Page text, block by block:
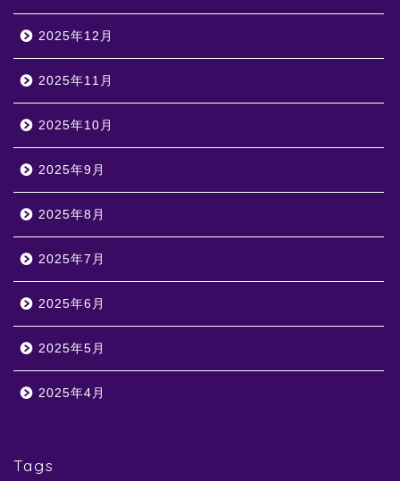
2025年12月
2025年11月
2025年10月
2025年9月
2025年8月
2025年7月
2025年6月
2025年5月
2025年4月
Tags